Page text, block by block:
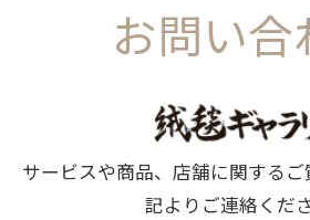
お問い合
サービスや商品、店舗に関する
記よりご連絡くださ